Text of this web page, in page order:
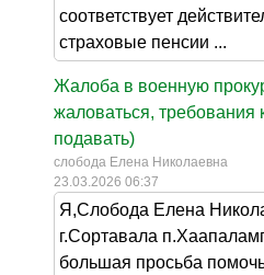
соответствует
страховые пенсии ...
Жалоба в военную
жаловаться, требования
подавать)
слобода Елена Николаевна
23.03.2026 06:37
Я,Слобода Елена
г.Сортавала
большая просьба